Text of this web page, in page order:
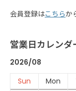
会員登録はこちらか
営業日カレンダ
2026/08
Sun
Mon